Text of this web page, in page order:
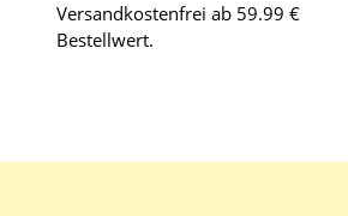
Versandkostenfrei ab 59.99 €
Bestellwert.